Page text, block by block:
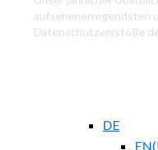
aufsehenerregendsten
Datenschutzverstöße
DE
EN(